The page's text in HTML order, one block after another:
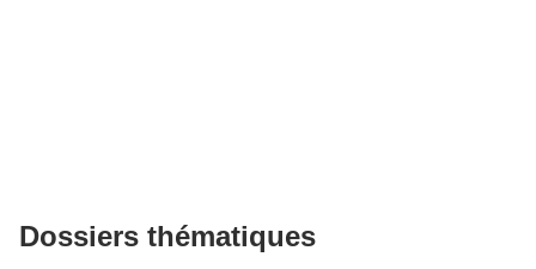
Dossiers thématiques